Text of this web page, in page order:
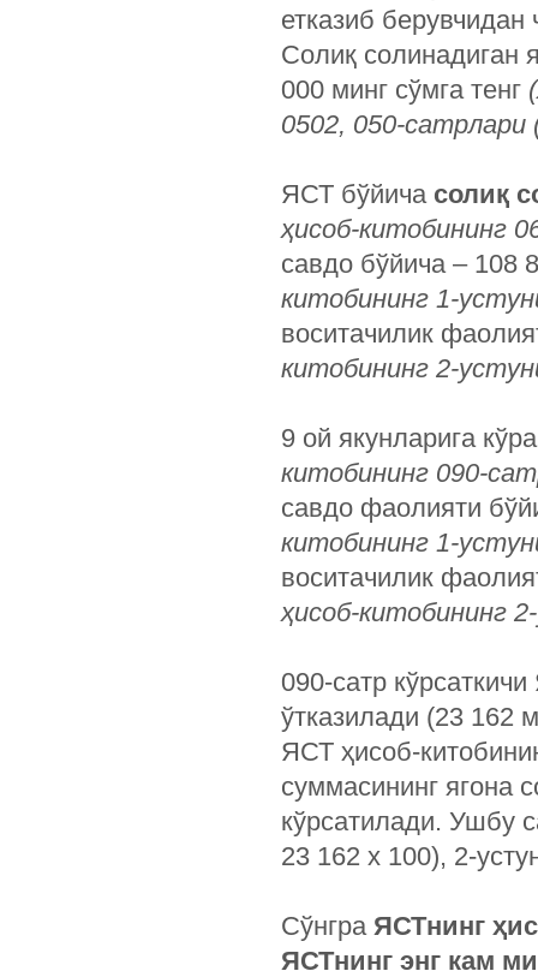
етказиб
Солиқ солинадиган
000 минг сўмга тенг
0502, 050-сатрлари
ЯСТ бўйича солиқ
ҳисоб-китобининг
савдо бўйича – 108
китобининг 1-
воситачилик
китобининг 2-
9 ой якунларига
китобининг 090-
савдо фаолияти
китобининг 1-
воситачилик
ҳисоб-китобининг
090-сатр
ўтказилади (23 162
ЯСТ ҳисоб-
суммасининг ягона
кўрсатилади. Ушбу
23 162 х 100), 2-
Сўнгра ЯСТнинг
ЯСТнинг энг кам